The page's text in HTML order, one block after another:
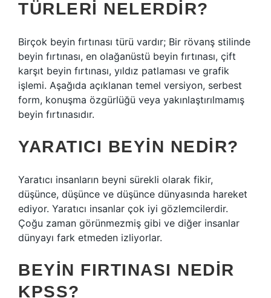
TÜRLERI NELERDIR?
Birçok beyin fırtınası türü vardır; Bir rövanş stilinde
beyin fırtınası, en olağanüstü beyin fırtınası, çift
karşıt beyin fırtınası, yıldız patlaması ve grafik
işlemi. Aşağıda açıklanan temel versiyon, serbest
form, konuşma özgürlüğü veya yakınlaştırılmamış
beyin fırtınasıdır.
YARATICI BEYIN NEDIR?
Yaratıcı insanların beyni sürekli olarak fikir,
düşünce, düşünce ve düşünce dünyasında hareket
ediyor. Yaratıcı insanlar çok iyi gözlemcilerdir.
Çoğu zaman görünmezmiş gibi ve diğer insanlar
dünyayı fark etmeden izliyorlar.
BEYIN FIRTINASI NEDIR
KPSS?